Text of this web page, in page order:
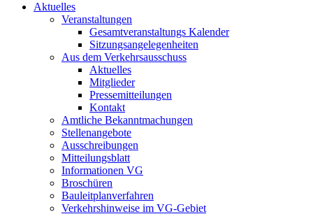
Aktuelles
Veranstaltungen
Gesamtveranstaltungs Kalender
Sitzungsangelegenheiten
Aus dem Verkehrsausschuss
Aktuelles
Mitglieder
Pressemitteilungen
Kontakt
Amtliche Bekanntmachungen
Stellenangebote
Ausschreibungen
Mitteilungsblatt
Informationen VG
Broschüren
Bauleitplanverfahren
Verkehrshinweise im VG-Gebiet